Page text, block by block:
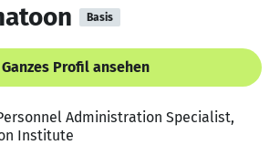
Basis
Ganzes Profil ansehen
Administration Specialist,
Institute